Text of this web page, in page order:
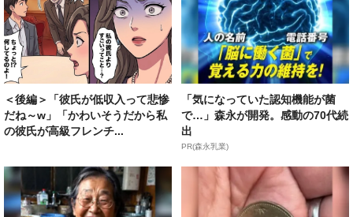
＜後編＞「彼氏が低収入って悲惨
だね～w」「かわいそうだから私
の彼氏が高級フレンチ...
「気になっていた認知機能が菌
で…」森永が開発。感動の70代続
出
PR(森永乳業)